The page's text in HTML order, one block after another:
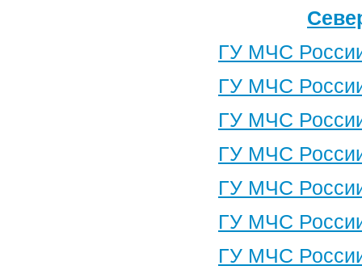
ГУ МЧС
ГУ МЧС
ГУ МЧС
ГУ МЧС
ГУ МЧС
ГУ МЧС
ГУ МЧС